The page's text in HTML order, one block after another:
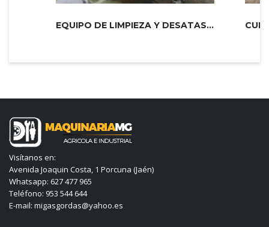
EQUIPO DE LIMPIEZA Y DESATASCOS 600...
Visítanos en:
Avenida Joaquin Costa, 1 Porcuna (Jaén)
Whatsapp: 627 477 965
Teléfono: 953 544 644
E-mail: migasgordas@yahoo.es